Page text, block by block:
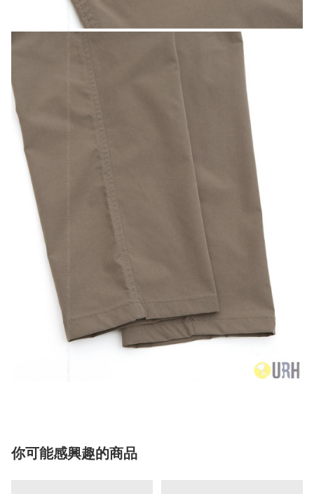
你可能感興趣的商品